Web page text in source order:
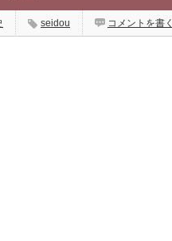
seidou コメントを書く